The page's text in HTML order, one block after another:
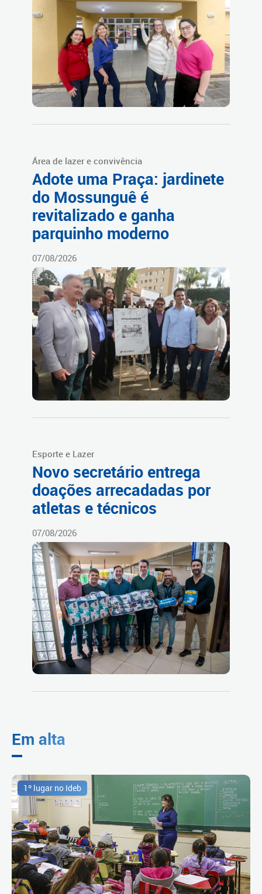
Área de lazer e convivência
Adote uma Praça: jardinete
do Mossunguê é
revitalizado e ganha
parquinho moderno
07/08/2026
Esporte e Lazer
Novo secretário entrega
doações arrecadadas por
atletas e técnicos
07/08/2026
Em alta
1º lugar no Ideb